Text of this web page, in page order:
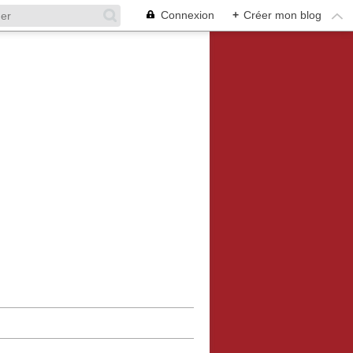
Connexion + Créer mon blog